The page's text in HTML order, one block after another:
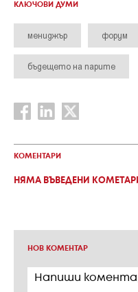
КЛЮЧОВИ ДУМИ
мениджър форум
бъдещето на парите
КОМЕНТАРИ
НЯМА ВЪВЕДЕНИ
НОВ КОМЕНТАР